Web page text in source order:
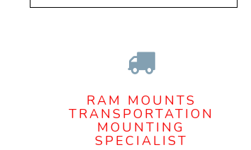
RAM MOUNTS
TRANSPORTATION
MOUNTING
SPECIALIST